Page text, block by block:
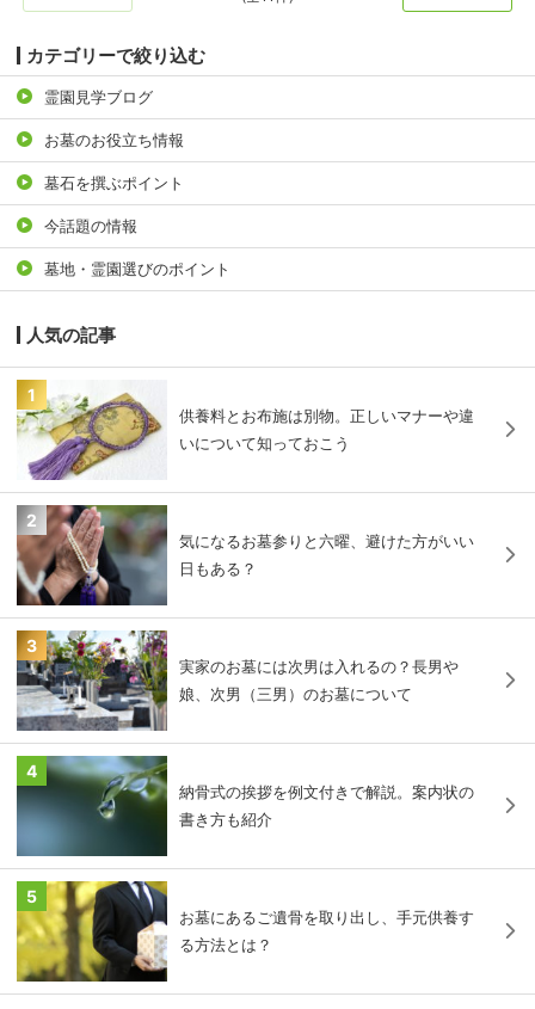
カテゴリーで絞り込む
霊園見学ブログ
お墓のお役立ち情報
墓石を撰ぶポイント
今話題の情報
墓地・霊園選びのポイント
人気の記事
1
供養料とお布施は別物。正しいマナーや違
いについて知っておこう
2
気になるお墓参りと六曜、避けた方がいい
日もある？
3
実家のお墓には次男は入れるの？長男や
娘、次男（三男）のお墓について
4
納骨式の挨拶を例文付きで解説。案内状の
書き方も紹介
5
お墓にあるご遺骨を取り出し、手元供養す
る方法とは？